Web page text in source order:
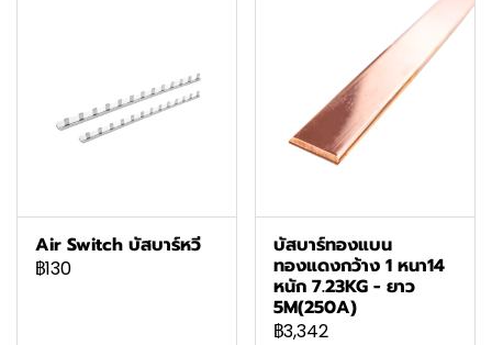
Air Switch บัสบาร์หวี
฿130
บัสบาร์ทองแบน
ทองแดงกว้าง 1 หนา14
หนัก 7.23KG - ยาว
5M(250A)
฿3,342